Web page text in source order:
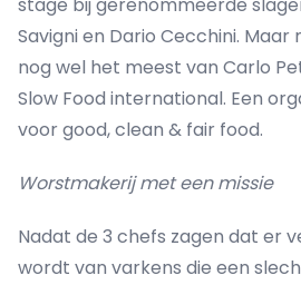
stage bij gerenommeerde
Savigni en Dario Cecchini. Maar
nog wel het meest van Carlo
Slow Food international. Een
voor good, clean & fair food.
Worstmakerij met een missie
Nadat de 3 chefs zagen dat er
wordt van varkens die een